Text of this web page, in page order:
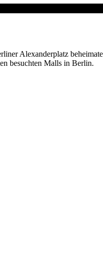
Alexanderplatz
besuchten Malls in Berlin.